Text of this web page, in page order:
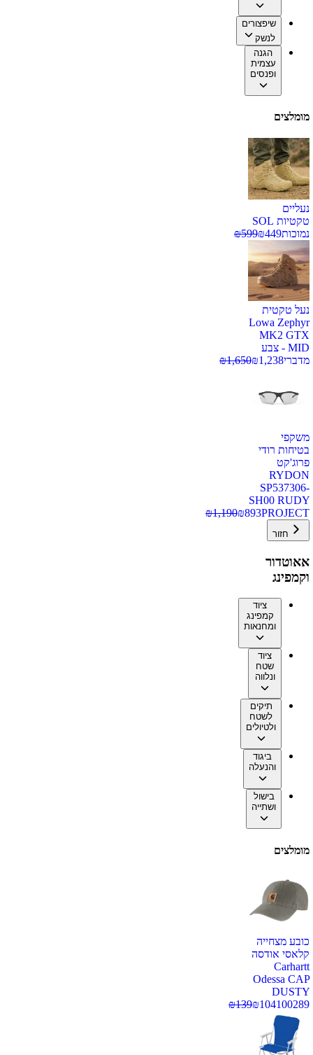
שיפצורים
לנשק
הגנה
עצמית
ופנסים
מומלצים
נעליים
טקטיות SOL
נמוכות
₪449
₪599
נעל טקטית
Lowa Zephyr
MK2 GTX
MID - צבע
מדברי
₪1,238
₪1,650
משקפי
בטיחות רודי
פרוג'קט
RYDON
SP537306-
SH00 RUDY
PROJECT
₪893
₪1,190
חזור
אאוטדור
וקמפינג
ציוד
קמפינג
ומחנאות
ציוד
שטח
ונלווה
תיקים
לשטח
ולטיולים
ביגוד
והנעלה
בישול
ושתייה
מומלצים
כובע מצחייה
קלאסי אודסה
Carhartt
Odessa CAP
DUSTY
100289
₪104
₪139